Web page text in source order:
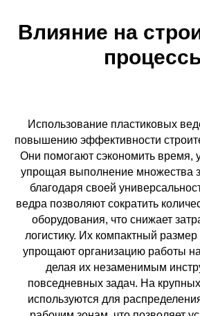
Влияние на
Использование пластиковых
повышению эффективности
Они помогают сэкономить время,
упрощая выполнение множества
благодаря своей
ведра позволяют сократить
оборудования, что снижает
логистику. Их компактный размер
упрощают организацию работы
делая их незаменимым
повседневных задач. На
используются для
Заказать
Обратный
Звонок
Специалиста
Хотите узнать больше о наших решениях
или подобрать идеальное решение для
Вашего бизнеса? Оставьте заявку на
обратный звонок, и наш специалист
свяжется с вами в удобное время. Вместе